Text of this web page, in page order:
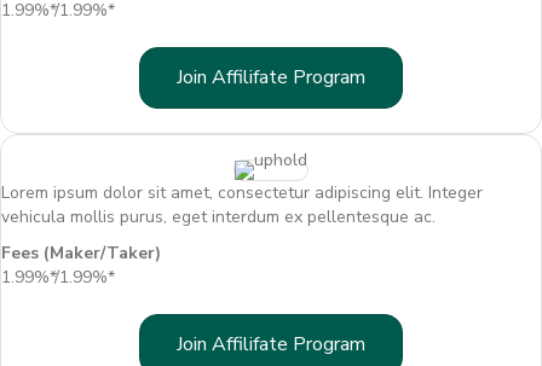
1.99%*/1.99%*
Join Affilifate Program
Lorem ipsum dolor sit amet, consectetur adipiscing elit. Integer
vehicula mollis purus, eget interdum ex pellentesque ac.
Fees (Maker/Taker)
1.99%*/1.99%*
Join Affilifate Program